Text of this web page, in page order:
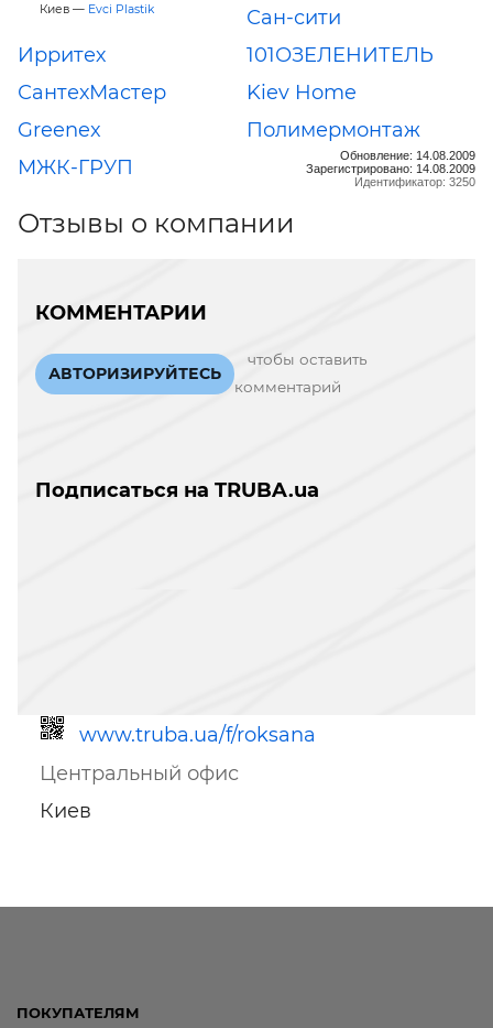
Киев — Evci Plastik
Сан-сити
Ирритех
101ОЗЕЛЕНИТЕЛЬ
СантехМастер
Kiev Home
Greenex
Полимермонтаж
МЖК-ГРУП
Обновление: 14.08.2009
Зарегистрировано: 14.08.2009
Идентификатор: 3250
Отзывы о компании
КОММЕНТАРИИ
АВТОРИЗИРУЙТЕСЬ
чтобы оставить
комментарий
Подписаться на TRUBA.ua
www.truba.ua/f/roksana
Центральный офис
Киев
ПОКУПАТЕЛЯМ